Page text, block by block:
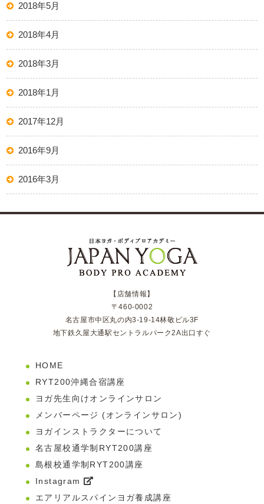
2018年5月
2018年4月
2018年3月
2018年1月
2017年12月
2016年9月
2016年3月
【店舗情報】
〒460-0002
名古屋市中区丸の内3-19-14林敬ビル3F
地下鉄久屋大通駅セントラルパーク2A出口すぐ
HOME
RYT200沖縄合宿講座
ヨガ先生向けオンラインサロン
メンバーページ (オンラインサロン)
ヨガインストラクターについて
名古屋校通学制RYT200講座
島根校通学制RYT200講座
Instagram
エアリアルスパインヨガ養成講座